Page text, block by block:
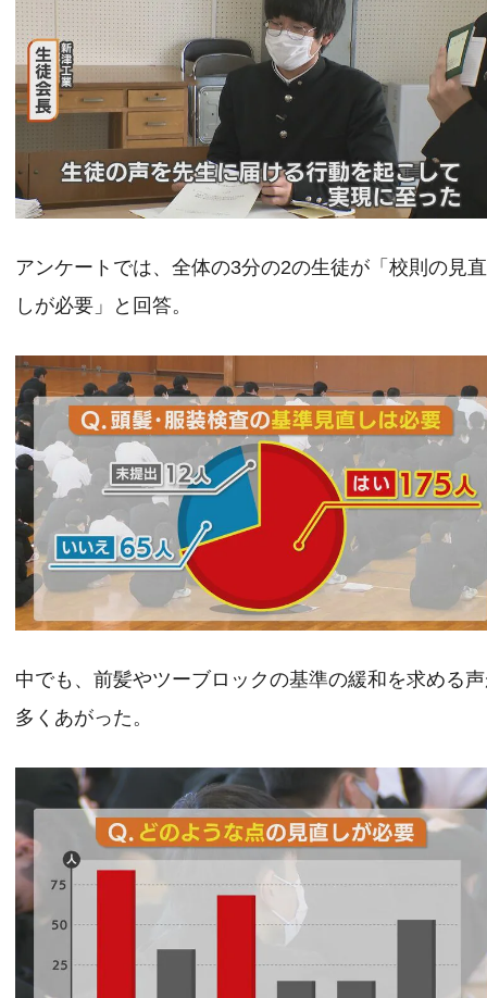
アンケートでは、全体の3分の2の生徒が「校則の見直
しが必要」と回答。
中でも、前髪やツーブロックの基準の緩和を求める
多くあがった。